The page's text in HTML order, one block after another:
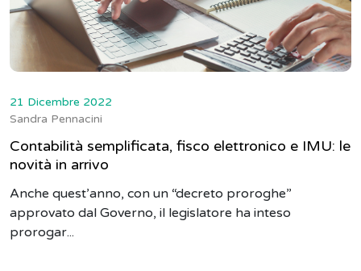
21 Dicembre 2022
Sandra Pennacini
Contabilità semplificata, fisco elettronico e IMU: le
novità in arrivo
Anche quest’anno, con un “decreto proroghe”
approvato dal Governo, il legislatore ha inteso
prorogar...